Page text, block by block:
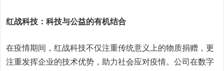
红战科技：科技与公益的有机结合
在疫情期间，红战科技不仅注重传统意义上的物质捐赠，更
注重发挥企业的技术优势，助力社会应对疫情。公司在数字